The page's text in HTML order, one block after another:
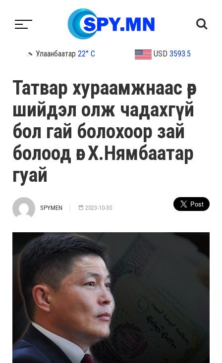
Улаанбаатар 22° C USD 3593.5
Татвар хураамжнаас өөр
шийдэл олж чадахгүй
бол гай болохоор зай
болоод өг Х.Нямбаатар
гуай
SPYMEN 2023-10-30